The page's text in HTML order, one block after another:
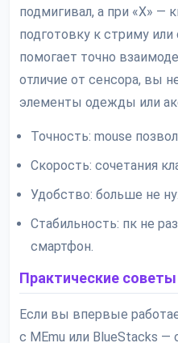
подмигивал, а при «X» —
подготовку к стриму
помогает точно
отличие от сенсора, вы
элементы одежды или
Точность: mouse
Скорость: сочетания
Удобство: больше не
Стабильность: пк не
смартфон.
Практические
Если вы впервые
с MEmu или BlueStacks